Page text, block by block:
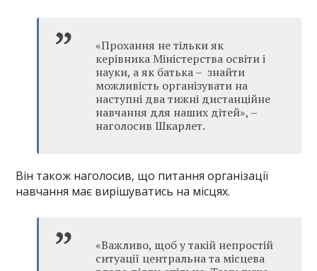
«Прохання не тільки як
керівника Міністерства освіти і
науки, а як батька – знайти
можливість організувати на
наступні два тижні дистанційне
навчання для наших дітей», –
наголосив Шкарлет.
Він також наголосив, що питання організації
навчання має вирішуватись на місцях.
«Важливо, щоб у такій непростій
ситуації центральна та місцева